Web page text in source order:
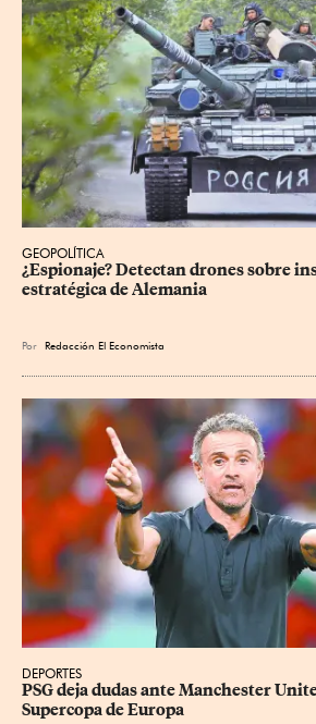
GEOPOLÍTICA
¿Espionaje? Detectan drones sobre
estratégica de Alemania
Por Redacción El Economista
DEPORTES
PSG deja dudas ante Manchester
Supercopa de Europa